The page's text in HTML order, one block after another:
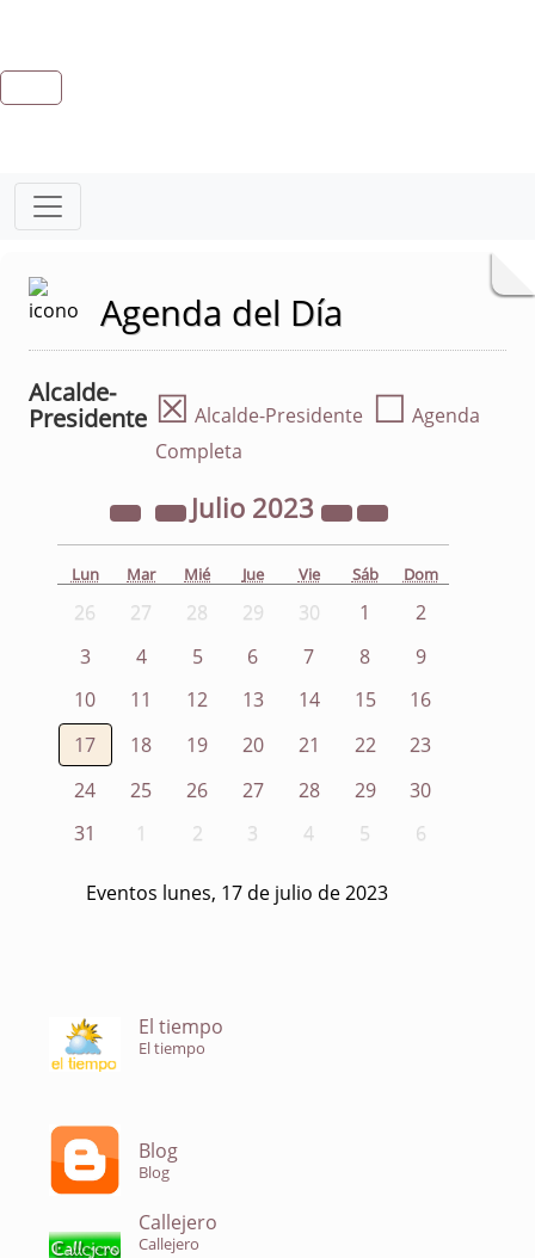
Agenda del Día
Alcalde-
Presidente ☒ Alcalde-Presidente ☐ Agenda
Completa
Julio 2023
Lun Mar Mié Jue Vie Sáb Dom
26 27 28 29 30 1
2
3
4 5 6 7 8
9
10
11 12 13 14 15
16
17
18 19 20 21 22
23
24
25 26 27 28 29
30
31
1 2 3 4 5 6
Eventos lunes, 17 de julio de 2023
El tiempo
El tiempo
Blog
Blog
Callejero
Callejero